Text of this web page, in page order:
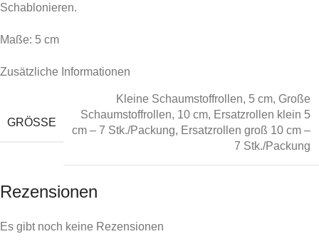
Schablonieren.
Maße: 5 cm
Zusätzliche Informationen
GRÖSSE
Kleine Schaumstoffrollen, 5 cm, Große
Schaumstoffrollen, 10 cm, Ersatzrollen klein 5
cm – 7 Stk./Packung, Ersatzrollen groß 10 cm –
7 Stk./Packung
Rezensionen
Es gibt noch keine Rezensionen